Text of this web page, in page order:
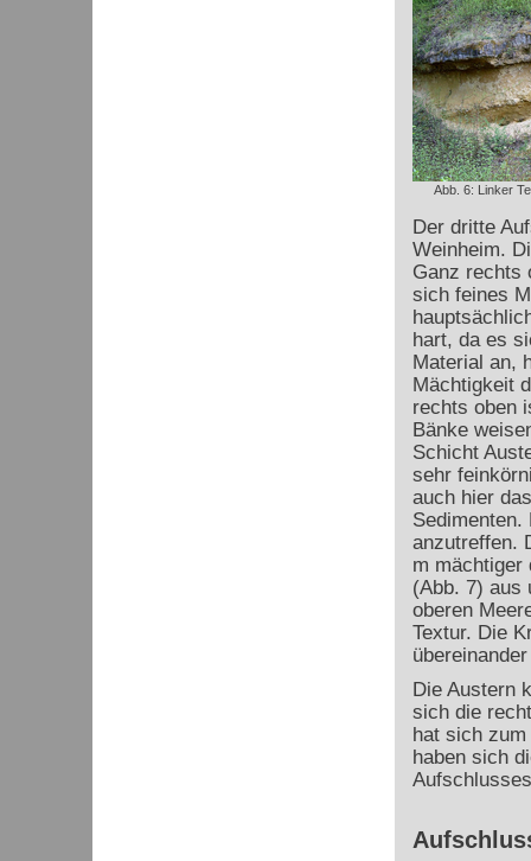
Abb. 6: Linker
Der dritte
Weinheim.
Ganz rechts
sich feines
hart, da es
Material an,
Mächtigkeit
rechts oben
Bänke
Schicht
sehr
auch hier
anzutreffen.
m mächtiger
(Abb. 7) aus
oberen
Textur. Die
Die Austern
sich die
hat sich
haben sich